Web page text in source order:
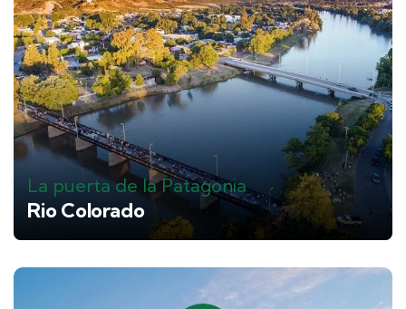
La puerta de la Patagonia
Rio Colorado